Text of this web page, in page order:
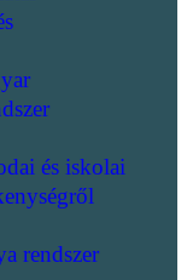
és iskolai
rendszer